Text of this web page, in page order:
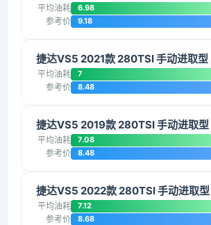
平均油耗 6.98
参考价 9.18
捷达VS5 2021款 280TSI 手动进取型
平均油耗 7
参考价 8.48
捷达VS5 2019款 280TSI 手动进取型
平均油耗 7.08
参考价 8.48
捷达VS5 2022款 280TSI 手动进取型
平均油耗 7.12
参考价 8.68